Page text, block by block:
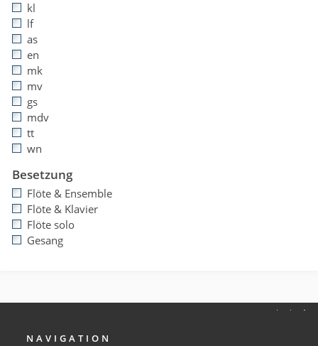
kl
lf
as
en
mk
mv
gs
mdv
tt
wn
Besetzung
Flöte & Ensemble
Flöte & Klavier
Flöte solo
Gesang
NAVIGATION